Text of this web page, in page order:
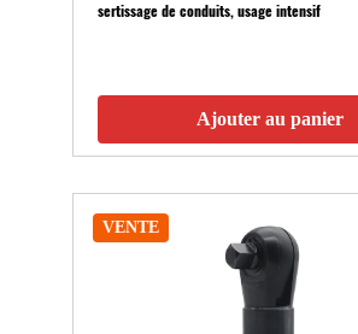
sertissage de conduits, usage intensif
Ajouter au panier
VENTE